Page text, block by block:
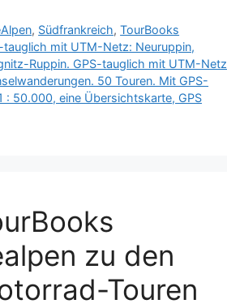
, Südfrankreich,TourBooks
mit UTM-Netz: Neuruppin,
Ruppin. GPS-tauglich mit UTM-Netz
50 Touren. Mit GPS-
: 50.000, eine Übersichtskarte, GPS
zu den
Touren